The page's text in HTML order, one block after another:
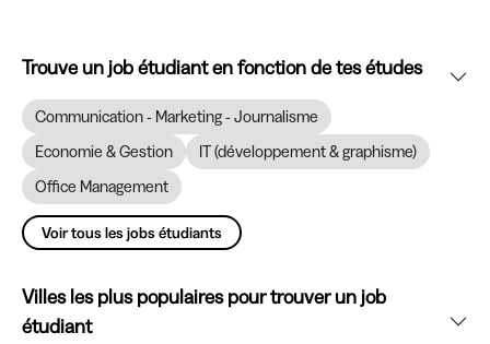
Trouve un job étudiant en fonction de tes études
Communication - Marketing - Journalisme
Economie & Gestion
IT (développement & graphisme)
Office Management
Voir tous les jobs étudiants
Villes les plus populaires pour trouver un job
étudiant